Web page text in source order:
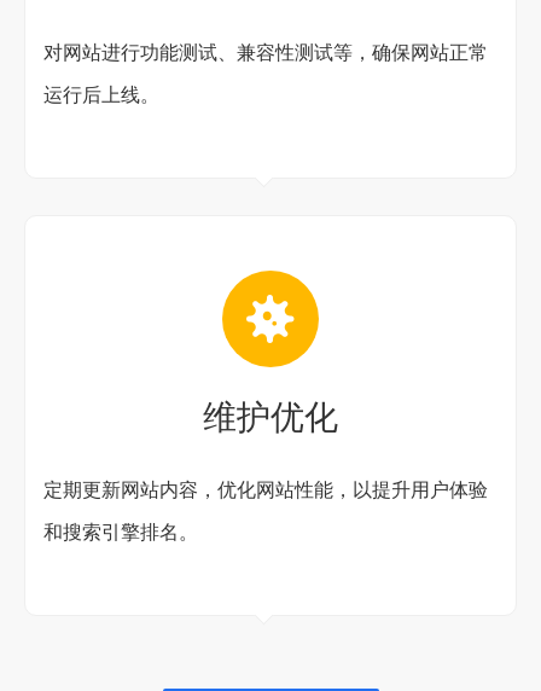
对网站进行功能测试、兼容性测试等，确保网站正常
运行后上线。
维护优化
定期更新网站内容，优化网站性能，以提升用户体验
和搜索引擎排名。